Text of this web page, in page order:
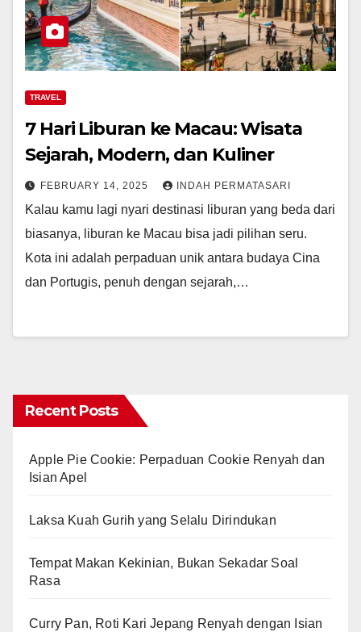
TRAVEL
7 Hari Liburan ke Macau: Wisata
Sejarah, Modern, dan Kuliner
FEBRUARY 14, 2025 INDAH PERMATASARI
Kalau kamu lagi nyari destinasi liburan yang beda dari
biasanya, liburan ke Macau bisa jadi pilihan seru.
Kota ini adalah perpaduan unik antara budaya Cina
dan Portugis, penuh dengan sejarah,…
Recent Posts
Apple Pie Cookie: Perpaduan Cookie Renyah dan
Isian Apel
Laksa Kuah Gurih yang Selalu Dirindukan
Tempat Makan Kekinian, Bukan Sekadar Soal
Rasa
Curry Pan, Roti Kari Jepang Renyah dengan Isian